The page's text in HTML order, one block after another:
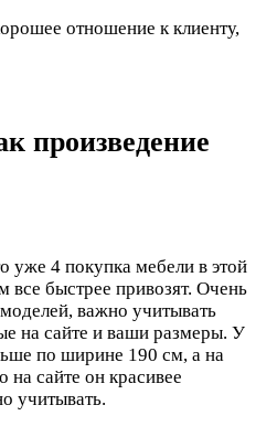
произведение
уже 4 покупка мебели в этой
быстрее привозят. Очень
важно учитывать
на сайте и ваши размеры. У
по ширине 190 см, а на
на сайте он красивее
учитывать.